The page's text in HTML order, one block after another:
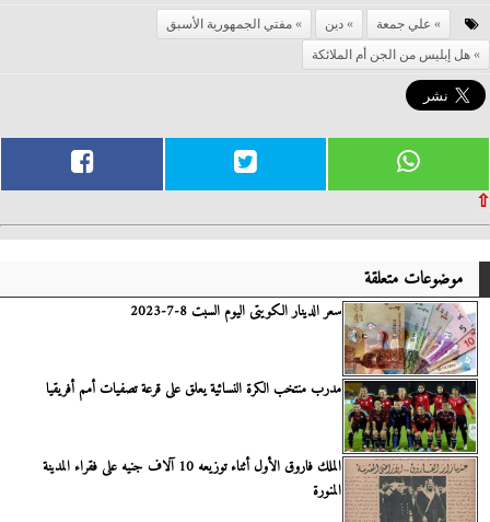
علي جمعة دين
مفتي الجمهورية الأسبق
هل إبليس من الجن أم الملائكة
⇧
موضوعات متعلقة
سعر الدينار الكويتى اليوم السبت 8-7-2023
مدرب منتخب الكرة النسائية يعلق على قرعة تصفيات أمم أفريقيا
الملك فاروق الأول أثناء توزيعه 10 آلاف جنيه على فقراء المدينة
المنورة